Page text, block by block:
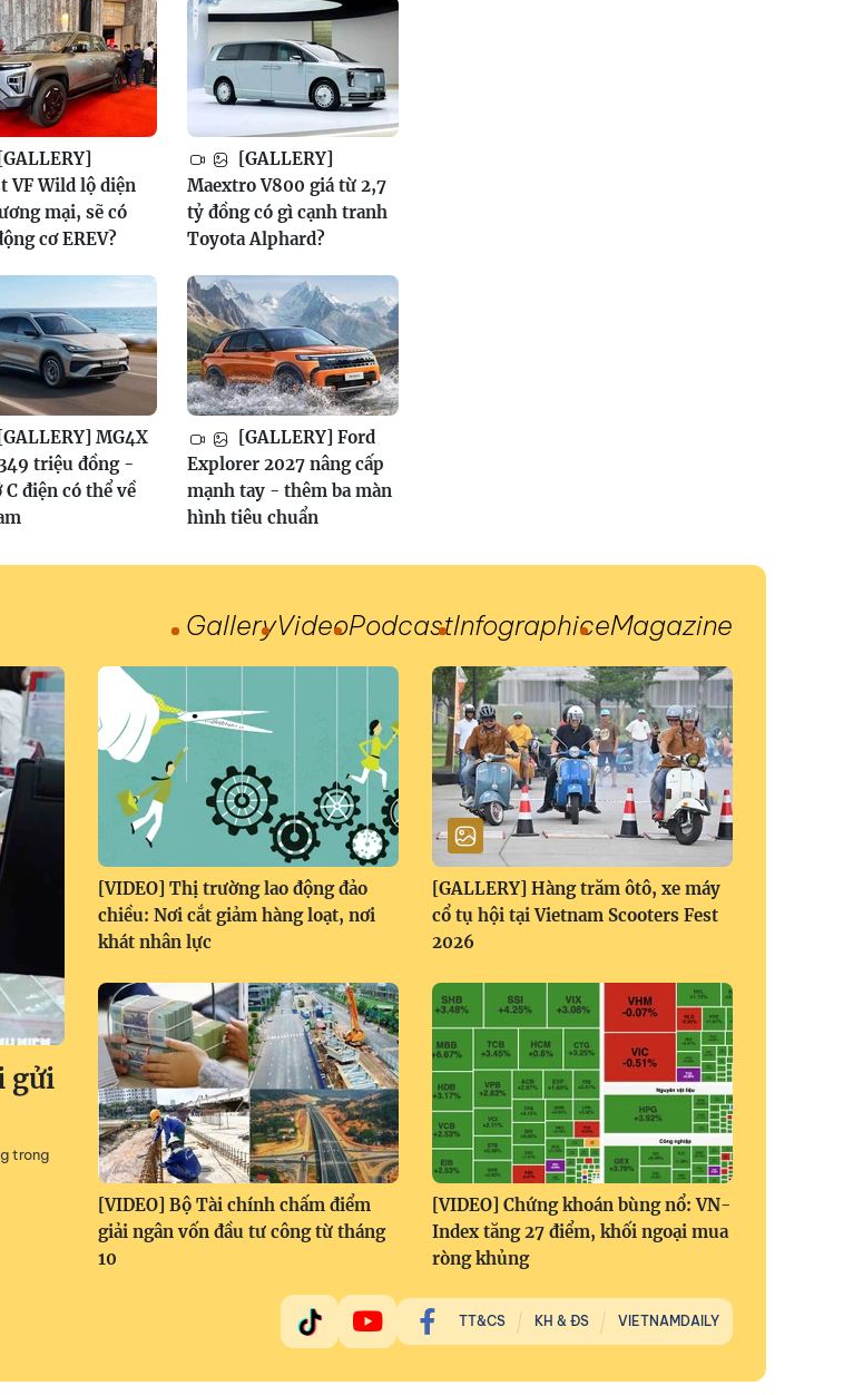
VF Wild lộ diện
mại, sẽ có
cơ EREV?
[GALLERY]
Maextro V800 giá từ 2,7
tỷ đồng có gì cạnh tranh
Toyota Alphard?
[GALLERY] MG4X
triệu đồng -
C điện có thể về
[GALLERY] Ford
Explorer 2027 nâng cấp
mạnh tay - thêm ba màn
hình tiêu chuẩn
GalleryVideoPodcastInfographiceMagazine
gửi
trong
[VIDEO] Thị trường lao động đảo
chiều: Nơi cắt giảm hàng loạt, nơi
khát nhân lực
[GALLERY] Hàng trăm ôtô, xe máy
cổ tụ hội tại Vietnam Scooters Fest
2026
[VIDEO] Bộ Tài chính chấm điểm
giải ngân vốn đầu tư công từ tháng
10
[VIDEO] Chứng khoán bùng nổ: VN-
Index tăng 27 điểm, khối ngoại mua
ròng khủng
TT&CS KH & ĐS VIETNAMDAILY